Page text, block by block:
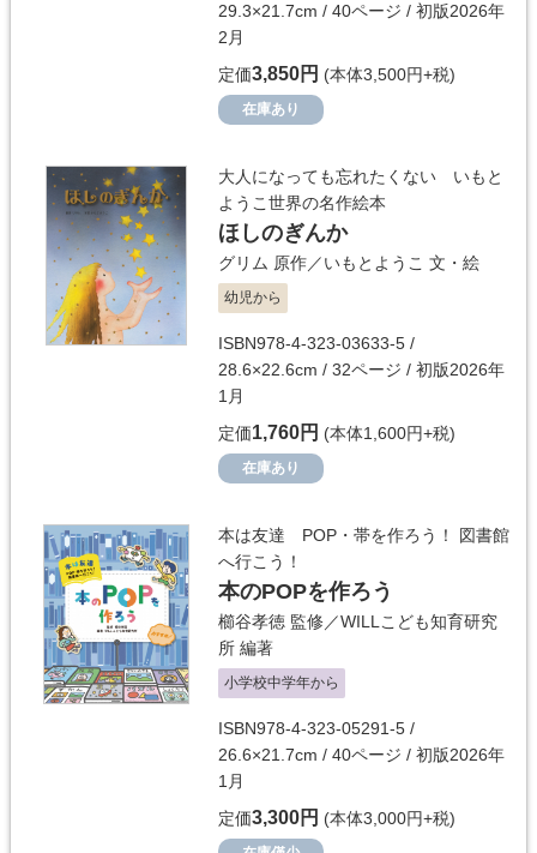
29.3×21.7cm / 40ページ / 初版2026年
2月
定価3,850円 (本体3,500円+税)
在庫あり
大人になっても忘れたくない いもと
ようこ世界の名作絵本
ほしのぎんか
グリム 原作／いもとようこ 文・絵
幼児から
ISBN978-4-323-03633-5 /
28.6×22.6cm / 32ページ / 初版2026年
1月
定価1,760円 (本体1,600円+税)
在庫あり
本は友達 POP・帯を作ろう！ 図書館
へ行こう！
本のPOPを作ろう
櫛谷孝徳 監修／WILLこども知育研究
所 編著
小学校中学年から
ISBN978-4-323-05291-5 /
26.6×21.7cm / 40ページ / 初版2026年
1月
定価3,300円 (本体3,000円+税)